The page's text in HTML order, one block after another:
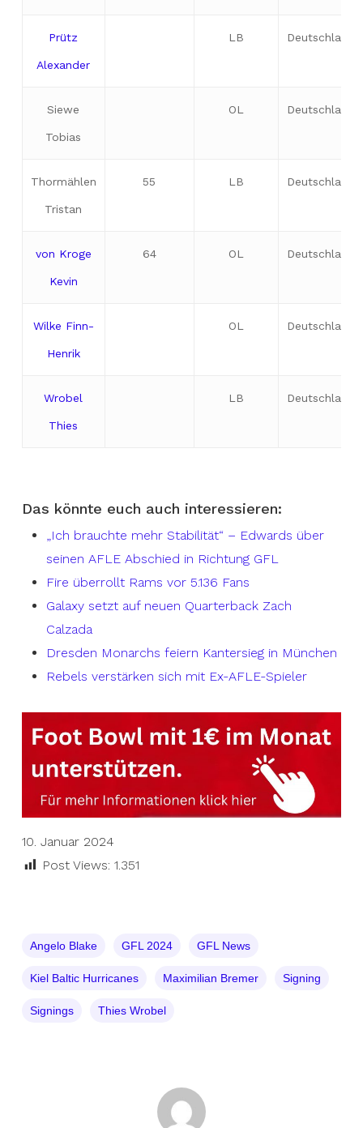
Prütz
Alexander
LB Deutschland
Siewe
Tobias
OL Deutschland
Thormählen
Tristan
55 LB Deutschland
von Kroge
Kevin
64 OL Deutschland
Wilke Finn-
Henrik
OL Deutschland
Wrobel
Thies
LB Deutschland
Das könnte euch auch interessieren:
„Ich brauchte mehr Stabilität“ – Edwards über
seinen AFLE Abschied in Richtung GFL
Fire überrollt Rams vor 5.136 Fans
Galaxy setzt auf neuen Quarterback Zach
Calzada
Dresden Monarchs feiern Kantersieg in München
Rebels verstärken sich mit Ex-AFLE-Spieler
10. Januar 2024
Post Views: 1.351
Angelo Blake GFL 2024 GFL News
Kiel Baltic Hurricanes Maximilian Bremer Signing
Signings Thies Wrobel